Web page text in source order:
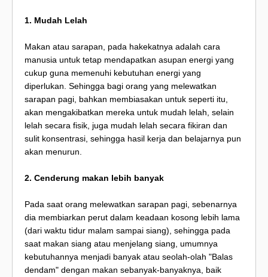
1. Mudah Lelah
Makan atau sarapan, pada hakekatnya adalah cara
manusia untuk tetap mendapatkan asupan energi yang
cukup guna memenuhi kebutuhan energi yang
diperlukan. Sehingga bagi orang yang melewatkan
sarapan pagi, bahkan membiasakan untuk seperti itu,
akan mengakibatkan mereka untuk mudah lelah, selain
lelah secara fisik, juga mudah lelah secara fikiran dan
sulit konsentrasi, sehingga hasil kerja dan belajarnya pun
akan menurun.
2. Cenderung makan lebih banyak
Pada saat orang melewatkan sarapan pagi, sebenarnya
dia membiarkan perut dalam keadaan kosong lebih lama
(dari waktu tidur malam sampai siang), sehingga pada
saat makan siang atau menjelang siang, umumnya
kebutuhannya menjadi banyak atau seolah-olah "Balas
dendam" dengan makan sebanyak-banyaknya, baik